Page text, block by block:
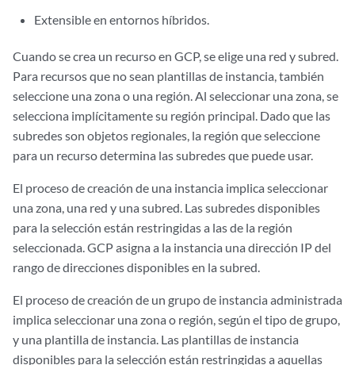
Extensible en entornos híbridos.
Cuando se crea un recurso en GCP, se elige una red y subred.
Para recursos que no sean plantillas de instancia, también
seleccione una zona o una región. Al seleccionar una zona, se
selecciona implícitamente su región principal. Dado que las
subredes son objetos regionales, la región que seleccione
para un recurso determina las subredes que puede usar.
El proceso de creación de una instancia implica seleccionar
una zona, una red y una subred. Las subredes disponibles
para la selección están restringidas a las de la región
seleccionada. GCP asigna a la instancia una dirección IP del
rango de direcciones disponibles en la subred.
El proceso de creación de un grupo de instancia administrada
implica seleccionar una zona o región, según el tipo de grupo,
y una plantilla de instancia. Las plantillas de instancia
disponibles para la selección están restringidas a aquellas